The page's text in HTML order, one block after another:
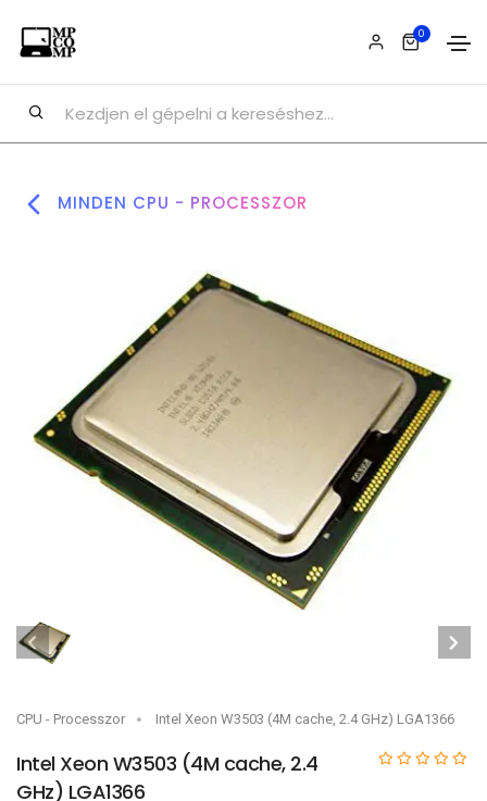
0
MINDEN CPU - PROCESSZOR
CPU - Processzor Intel Xeon W3503 (4M cache, 2.4 GHz) LGA1366
Intel Xeon W3503 (4M cache, 2.4
GHz) LGA1366